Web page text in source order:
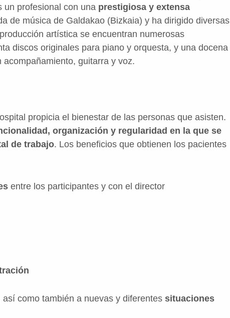
un profesional con una prestigiosa y extensa
de música de Galdakao (Bizkaia) y ha dirigido diversas
artística se encuentran numerosas
discos originales para piano y orquesta, y una docena
guitarra y voz.
propicia el bienestar de las personas que asisten.
organización y regularidad en la que se
de trabajo. Los beneficios que obtienen los pacientes
entre los participantes y con el director
así como también a nuevas y diferentes situaciones